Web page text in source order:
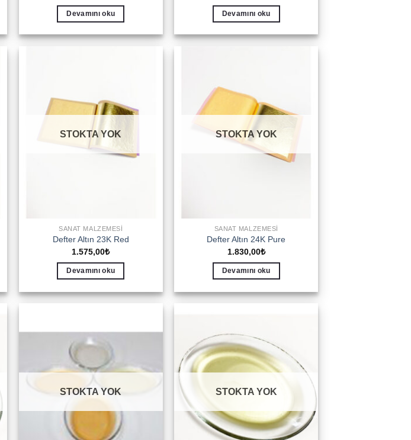
Devamını oku Devamını oku
STOKTA YOK
SANAT MALZEMESI
Defter Altın 23K Red
1.575,00₺
Devamını oku
STOKTA YOK
SANAT MALZEMESI
Defter Altın 24K Pure
1.830,00₺
Devamını oku
STOKTA YOK STOKTA YOK